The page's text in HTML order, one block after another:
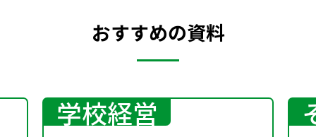
おすすめの資料
学校経営